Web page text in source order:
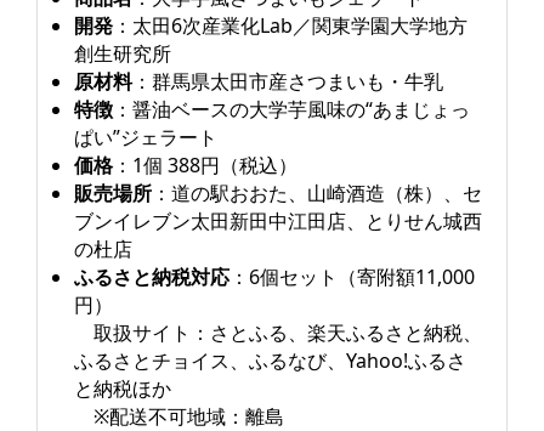
開発 ：太田6次産業化Lab／関東学園大学地方
創生研究所
原材料：群馬県太田市産さつまいも・牛乳
特徴 ：醤油ベースの大学芋風味の“あまじょっ
ぱい”ジェラート
価格：1個 388円（税込）
販売場所 ：道の駅おおた、山崎酒造（株）、セ
ブンイレブン太田新田中江田店、とりせん城西
の杜店
ふるさと納税対応 ：6個セット（寄附額11,000
円）
取扱サイト：さとふる、楽天ふるさと納税、
ふるさとチョイス、ふるなび、Yahoo!ふるさ
と納税ほか
※配送不可地域：離島